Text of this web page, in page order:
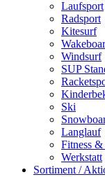
Laufsport
Radsport
Kitesurf
Windsurf
SUP
Ski
Langlauf
Fitness
Werkstatt
Sortiment /